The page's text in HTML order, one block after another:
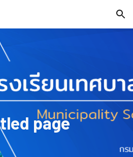
Skip to navigation
page